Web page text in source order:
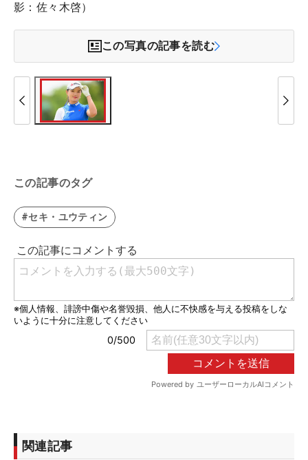
影：佐々木啓）
この写真の記事を読む
この記事のタグ
#セキ・ユウティン
関連記事